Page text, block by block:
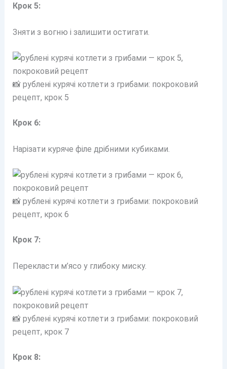
Крок 5:
Зняти з вогню і залишити остигати.
📸 рублені курячі котлети з грибами: покроковий
рецепт, крок 5
Крок 6:
Нарізати куряче філе дрібними кубиками.
📸 рублені курячі котлети з грибами: покроковий
рецепт, крок 6
Крок 7:
Перекласти м’ясо у глибоку миску.
📸 рублені курячі котлети з грибами: покроковий
рецепт, крок 7
Крок 8: